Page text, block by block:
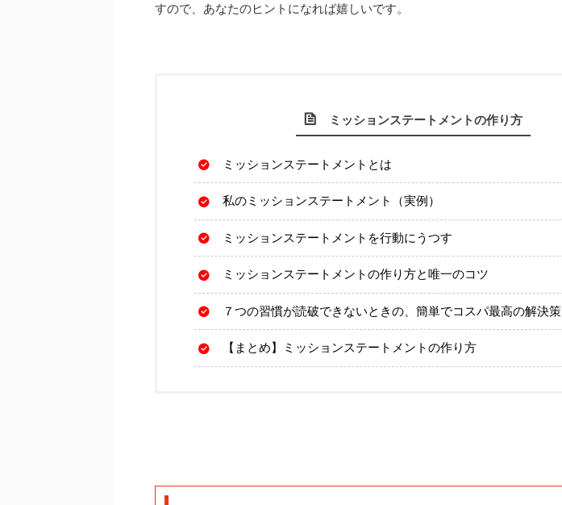
すので、あなたのヒントになれば嬉しいです。
ミッションステートメントの作り方
ミッションステートメントとは
私のミッションステートメント（実例）
ミッションステートメントを行動にうつす
ミッションステートメントの作り方と唯一のコツ
７つの習慣が読破できないときの、簡単でコスパ最高の解決策
【まとめ】ミッションステートメントの作り方